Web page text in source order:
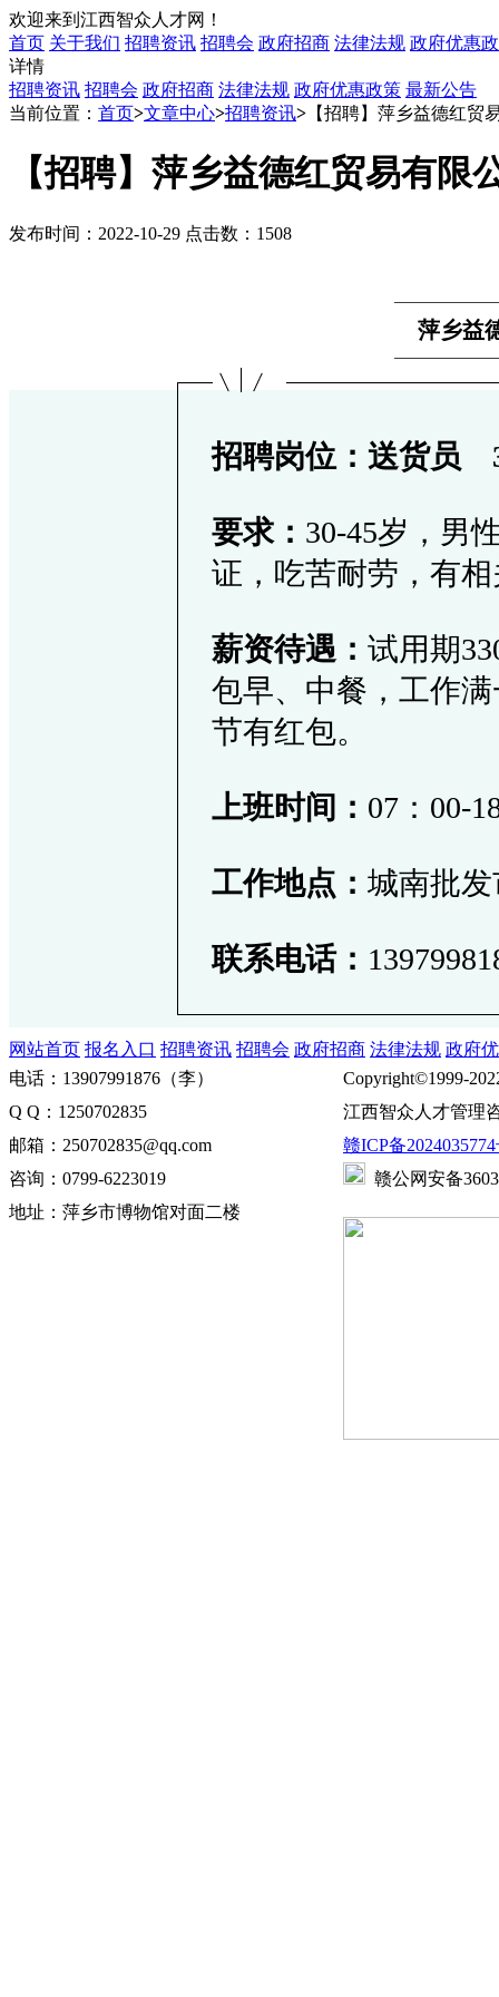
欢迎来到江西智众人才网！
首页 关于我们 招聘资讯 招聘会 政府招商 法律法规 政府优惠
详情
招聘资讯 招聘会 政府招商 法律法规 政府优惠政策 最新公告
当前位置： 首页>文章中心>招聘资讯> 【招聘】萍乡益德红贸
【招聘】萍乡益德红贸易有限
发布时间：2022-10-29 点击数：1508
萍乡益
招聘岗位：送货员
要求： 30-45岁，男
证，吃苦耐劳，有
薪资待遇： 试用期
包早、中餐，工作
节有红包。
上班时间： 07：00-
工作地点： 城南批
联系电话：
网站首页 报名入口 招聘资讯 招聘会 政府招商 法律法规 政府
电话：13907991876（李）
Q Q：1250702835
邮箱：250702835@qq.com
咨询：0799-6223019
地址：萍乡市博物馆对面二楼
Copyright©1999-
江西智众人才管理
赣ICP备
赣公网安备